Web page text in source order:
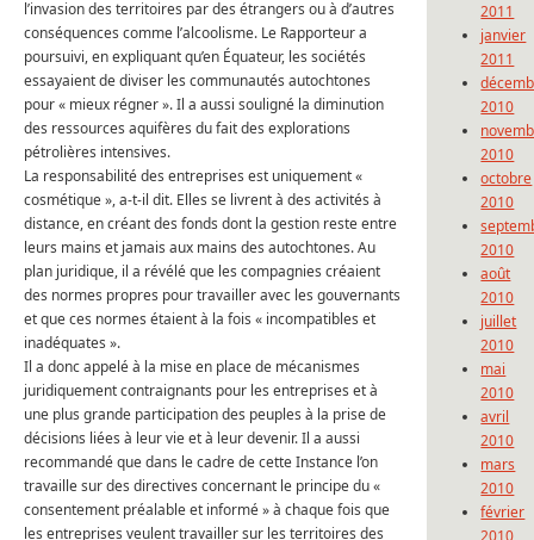
l’invasion des territoires par des étrangers ou à d’autres
conséquences comme l’alcoolisme. Le Rapporteur a
poursuivi, en expliquant qu’en Équateur, les sociétés
essayaient de diviser les communautés autochtones
pour « mieux régner ».Il a aussi souligné la diminution
des ressources aquifères du fait des explorations
pétrolières intensives.
La responsabilité des entreprises est uniquement «
cosmétique », a-t-il dit. Elles se livrent à des activités à
distance, en créant des fonds dont la gestion reste entre
leurs mains et jamais aux mains des autochtones.Au
plan juridique, il a révélé que les compagnies créaient
des normes propres pour travailler avec les gouvernants
et que ces normes étaient à la fois « incompatibles et
inadéquates ».
Il a donc appelé à la mise en place de mécanismes
juridiquement contraignants pour les entreprises et à
une plus grande participation des peuples à la prise de
décisions liées à leur vie et à leur devenir.Il a aussi
recommandé que dans le cadre de cette Instance l’on
travaille sur des directives concernant le principe du «
consentement préalable et informé » à chaque fois que
les entreprises veulent travailler sur les territoires des
2011
janvier
2011
2010
2010
octobre
2010
2010
août
2010
juillet
2010
mai
2010
avril
2010
mars
2010
février